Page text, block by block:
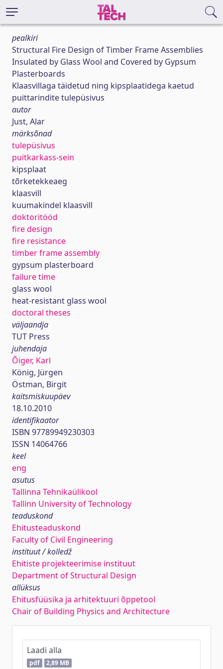
pealkiri
Structural Fire Design of Timber Frame Assemblies
Insulated by Glass Wool and Covered by Gypsum
Plasterboards
Klaasvillaga täidetud ning kipsplaatidega kaetud
puittarindite tulepüsivus
autor
Just, Alar
märksõnad
tulepüsivus
puitkarkass-sein
kipsplaat
tõrketekkeaeg
klaasvill
kuumakindel klaasvill
doktoritööd
fire design
fire resistance
timber frame assembly
gypsum plasterboard
failure time
glass wool
heat-resistant glass wool
doctoral theses
väljaandja
TUT Press
juhendaja
Õiger, Karl
König, Jürgen
Östman, Birgit
kaitsmiskuupäev
18.10.2010
identifikaator
ISBN 97789949230303
ISSN 14064766
keel
eng
asutus
Tallinna Tehnikaülikool
Tallinn University of Technology
teaduskond
Ehitusteaduskond
Faculty of Civil Engineering
instituut / kolledž
Ehitiste projekteerimise instituut
Department of Structural Design
allüksus
Ehitusfüüsika ja arhitektuuri õppetool
Chair of Building Physics and Architecture
Laadi alla
pdf 2,89 MB